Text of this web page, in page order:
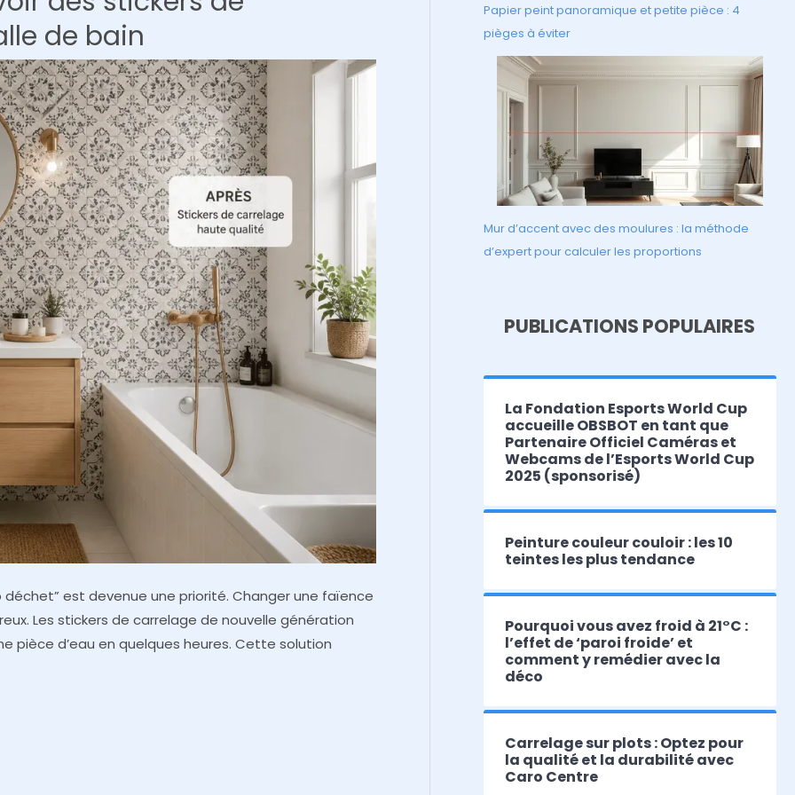
de bain
déchet” est devenue une priorité. Changer une faïence
Les stickers de carrelage de nouvelle génération
d’eau en quelques heures. Cette solution
Papier peint panoramique et petite pièce : 4
pièges à éviter
Mur d’accent avec des moulures : la méthode
d’expert pour calculer les proportions
PUBLICATIONS POPULAIRES
La Fondation Esports World Cup
accueille OBSBOT en tant que
Partenaire Officiel Caméras et
Webcams de l’Esports World Cup
2025 (sponsorisé)
Peinture couleur couloir : les 10
teintes les plus tendance
Pourquoi vous avez froid à 21°C :
l’effet de ‘paroi froide’ et
comment y remédier avec la
déco
Carrelage sur plots : Optez pour
la qualité et la durabilité avec
Caro Centre